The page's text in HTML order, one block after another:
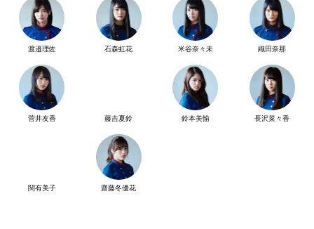
渡邉理佐 石森虹花 米谷奈々未 織田奈那
菅井友香 藤吉夏鈴 鈴本美愉 長沢菜々香
関有美子 齋藤冬優花